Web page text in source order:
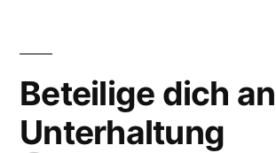
Beteilige dich
Unterhaltung